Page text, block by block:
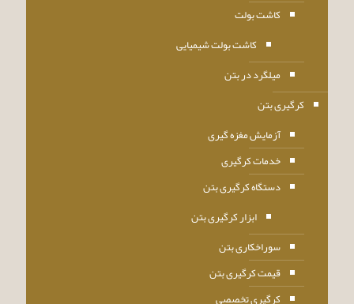
کاشت بولت
کاشت بولت شیمیایی
میلگرد در بتن
کرگیری بتن
آزمایش مغزه گیری
خدمات کرگیری
دستگاه کرگیری بتن
ابزار کرگیری بتن
سوراخکاری بتن
قیمت کرگیری بتن
کرگیری تخصصی